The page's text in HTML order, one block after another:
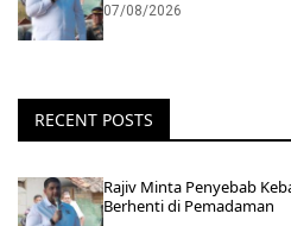
07/08/2026
RECENT POSTS
Rajiv Minta Penyebab
Berhenti di Pemadaman